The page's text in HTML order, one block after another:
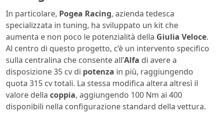
In particolare, Pogea Racing, azienda tedesca
specializzata in tuning, ha sviluppato un kit che
aumenta e non poco le potenzialità della Giulia Veloce.
Al centro di questo progetto, c’è un intervento specifico
sulla centralina che consente all’Alfa di avere a
disposizione 35 cv di potenza in più, raggiungendo
quota 315 cv totali. La stessa modifica altera altresì il
valore della coppia, aggiungendo 100 Nm ai 400
disponibili nella configurazione standard della vettura.